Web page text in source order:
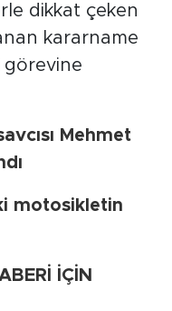
dikkat çeken
kararname
görevine
Mehmet
motosikletin
İÇİN